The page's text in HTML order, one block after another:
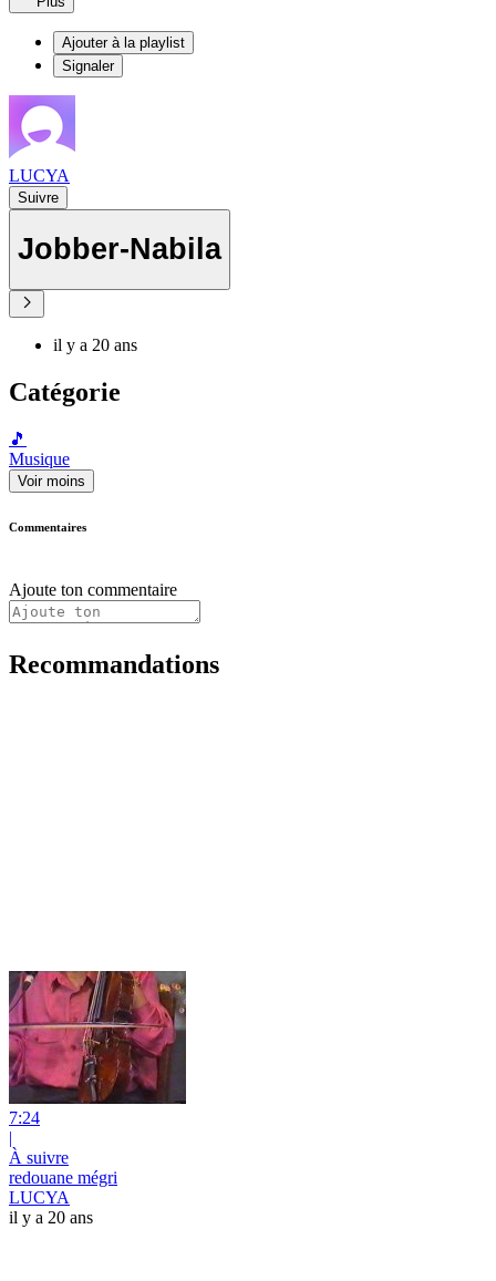
Ajouter à la playlist
Signaler
LUCYA
Suivre
Jobber-Nabila
il y a 20 ans
Catégorie
🎵
Musique
Voir moins
Commentaires
Ajoute ton commentaire
Recommandations
7:24
|
À suivre
redouane mégri
LUCYA
il y a 20 ans